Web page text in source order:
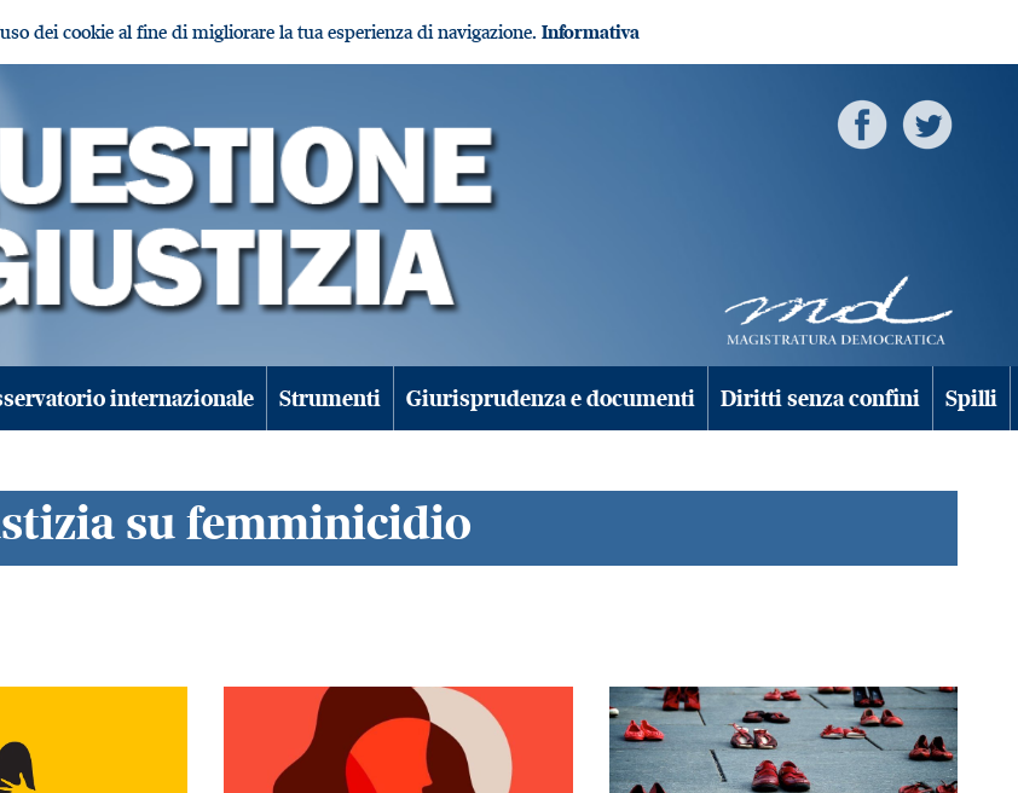
dei cookie al fine di migliorare la tua esperienza di navigazione. Informativa
internazionale Strumenti Giurisprudenza e documenti Diritti senza confini Spilli
su femminicidio